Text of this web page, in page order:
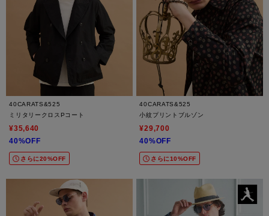
40CARATS&525
ミリタリークロスPコート
¥35,640
40%OFF
さらに20%OFF
40CARATS&525
小紋プリントブルゾン
¥29,700
40%OFF
さらに10%OFF